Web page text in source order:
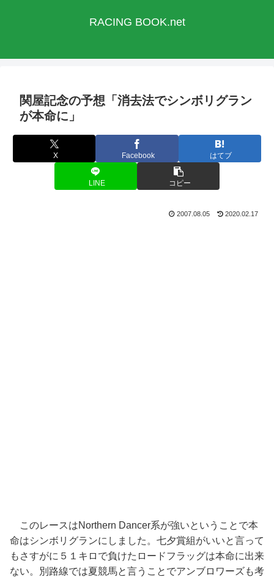
RACING BOOK.net
関屋記念の予想「消去法でシンボリグラン
が本命に」
X Facebook はてブ
LINE コピー
2007.08.05 2020.02.17
このレースはNorthern Dancer系が強いということで本
命はシンボリグランにしました。七夕賞組がいいと言って
もさすがに５１キロで負けたロードフラッグは本命に出来
ない。別路線では夏競馬と言うことでアンブロワーズも考